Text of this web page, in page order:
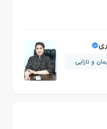
و نازایی